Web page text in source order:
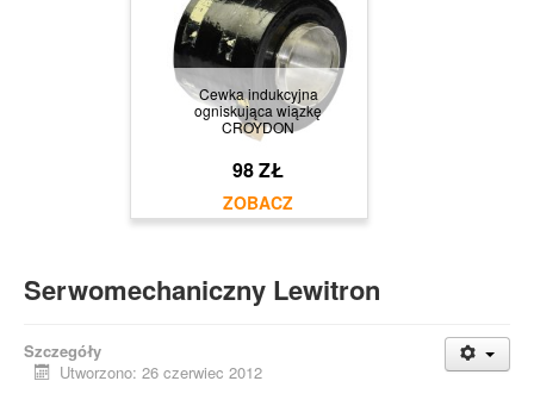
Cewka indukcyjna
ogniskująca wiązkę
CROYDON
98 ZŁ
Serwomechaniczny Lewitron
Szczegóły
Utworzono: 26 czerwiec 2012